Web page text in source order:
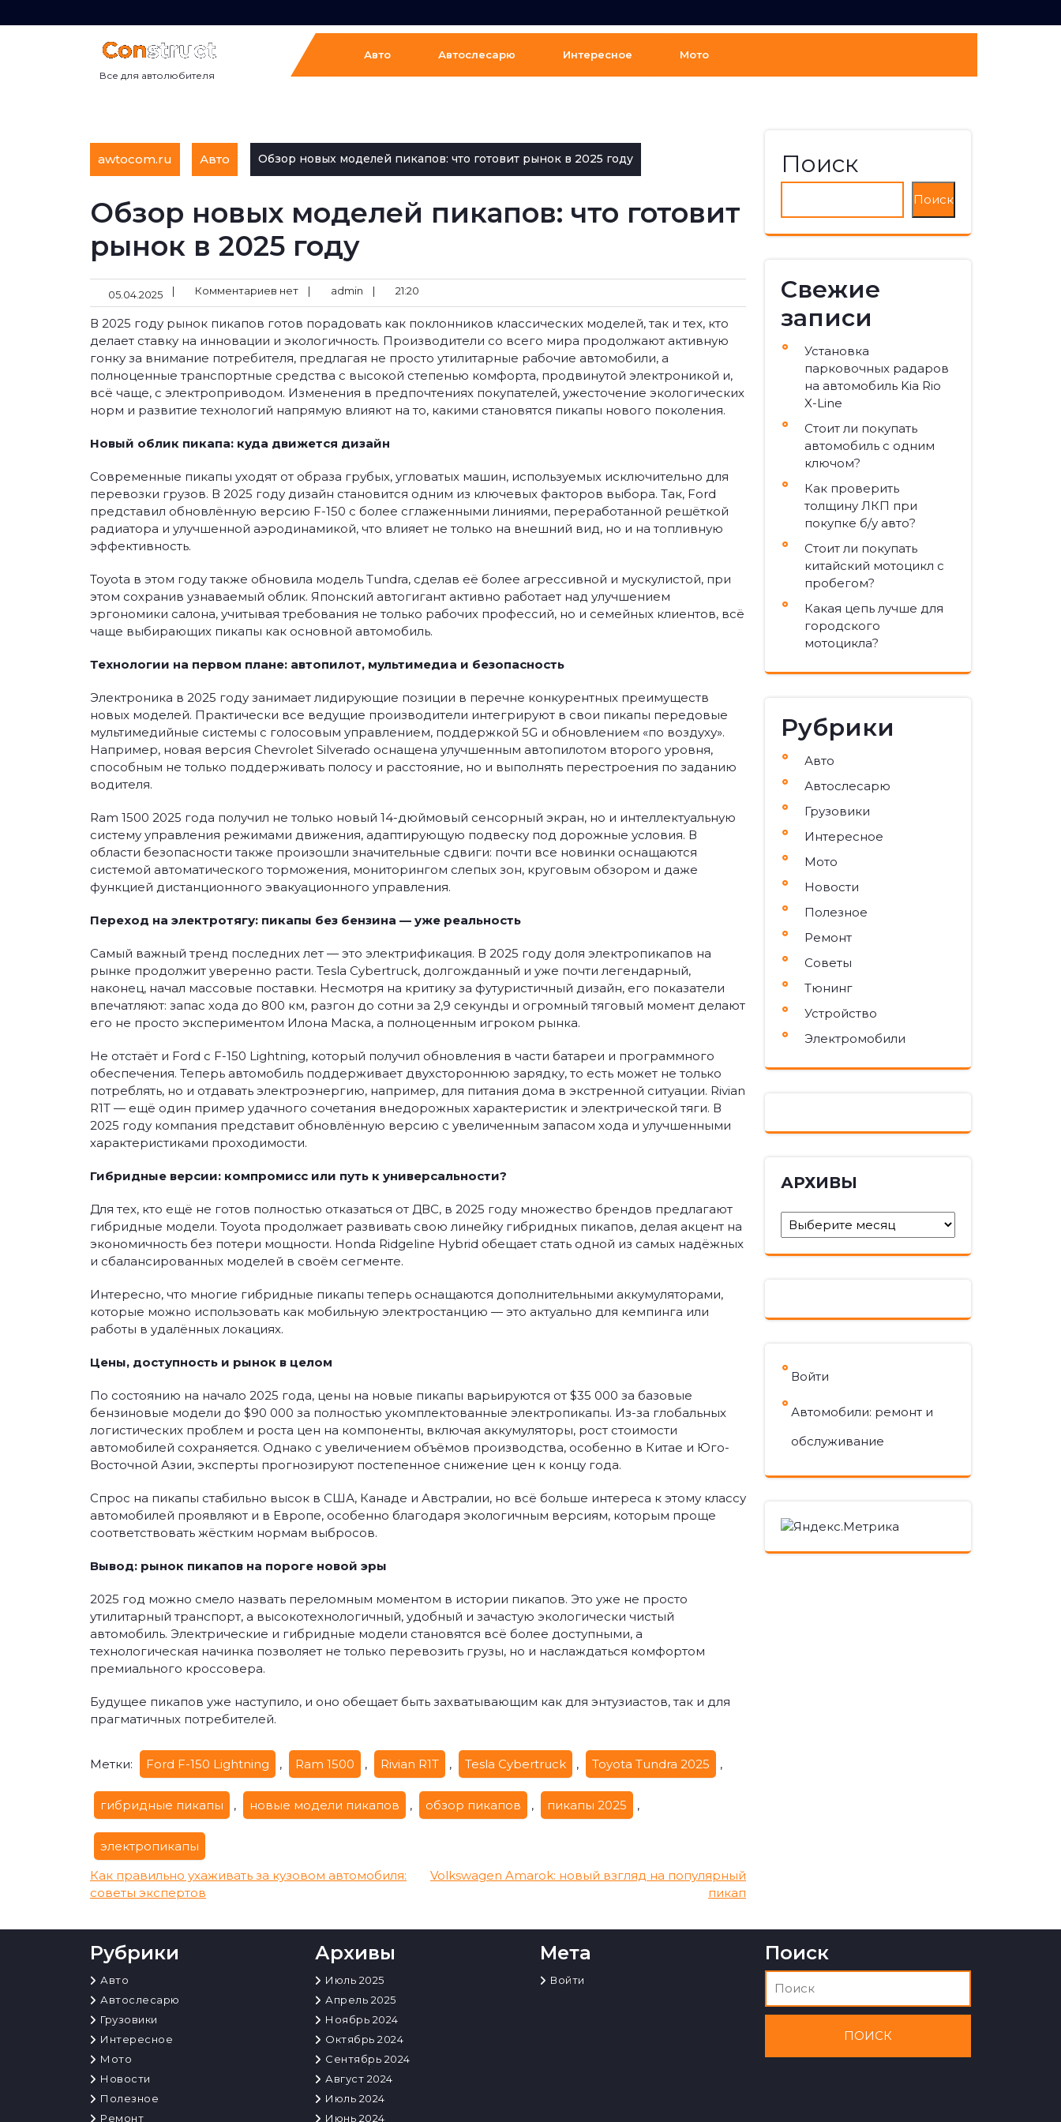
к
Все для автолюбителя
Авто Автослесарю Интересное Мото
awtocom.ru Авто Обзор новых моделей пикапов: что готовит рынок в 2025 году
Обзор новых моделей пикапов: что готовит
рынок в 2025 году
05.04.2025 | Комментариев нет | admin | 21:20
В 2025 году рынок пикапов готов порадовать как поклонников классических моделей, так и тех, кто
делает ставку на инновации и экологичность. Производители со всего мира продолжают активную
гонку за внимание потребителя, предлагая не просто утилитарные рабочие автомобили, а
полноценные транспортные средства с высокой степенью комфорта, продвинутой электроникой и,
всё чаще, с электроприводом. Изменения в предпочтениях покупателей, ужесточение экологических
норм и развитие технологий напрямую влияют на то, какими становятся пикапы нового поколения.
Новый облик пикапа: куда движется дизайн
Современные пикапы уходят от образа грубых, угловатых машин, используемых исключительно для
перевозки грузов. В 2025 году дизайн становится одним из ключевых факторов выбора. Так, Ford
представил обновлённую версию F-150 с более сглаженными линиями, переработанной решёткой
радиатора и улучшенной аэродинамикой, что влияет не только на внешний вид, но и на топливную
эффективность.
Toyota в этом году также обновила модель Tundra, сделав её более агрессивной и мускулистой, при
этом сохранив узнаваемый облик. Японский автогигант активно работает над улучшением
эргономики салона, учитывая требования не только рабочих профессий, но и семейных клиентов, всё
чаще выбирающих пикапы как основной автомобиль.
Технологии на первом плане: автопилот, мультимедиа и безопасность
Электроника в 2025 году занимает лидирующие позиции в перечне конкурентных преимуществ
новых моделей. Практически все ведущие производители интегрируют в свои пикапы передовые
мультимедийные системы с голосовым управлением, поддержкой 5G и обновлением «по воздуху».
Например, новая версия Chevrolet Silverado оснащена улучшенным автопилотом второго уровня,
способным не только поддерживать полосу и расстояние, но и выполнять перестроения по заданию
водителя.
Ram 1500 2025 года получил не только новый 14-дюймовый сенсорный экран, но и интеллектуальную
систему управления режимами движения, адаптирующую подвеску под дорожные условия. В
области безопасности также произошли значительные сдвиги: почти все новинки оснащаются
системой автоматического торможения, мониторингом слепых зон, круговым обзором и даже
функцией дистанционного эвакуационного управления.
Переход на электротягу: пикапы без бензина — уже реальность
Самый важный тренд последних лет — это электрификация. В 2025 году доля электропикапов на
рынке продолжит уверенно расти. Tesla Cybertruck, долгожданный и уже почти легендарный,
наконец, начал массовые поставки. Несмотря на критику за футуристичный дизайн, его показатели
впечатляют: запас хода до 800 км, разгон до сотни за 2,9 секунды и огромный тяговый момент делают
его не просто экспериментом Илона Маска, а полноценным игроком рынка.
Не отстаёт и Ford с F-150 Lightning, который получил обновления в части батареи и программного
обеспечения. Теперь автомобиль поддерживает двухстороннюю зарядку, то есть может не только
потреблять, но и отдавать электроэнергию, например, для питания дома в экстренной ситуации. Rivian
R1T — ещё один пример удачного сочетания внедорожных характеристик и электрической тяги. В
2025 году компания представит обновлённую версию с увеличенным запасом хода и улучшенными
характеристиками проходимости.
Гибридные версии: компромисс или путь к универсальности?
Для тех, кто ещё не готов полностью отказаться от ДВС, в 2025 году множество брендов предлагают
гибридные модели. Toyota продолжает развивать свою линейку гибридных пикапов, делая акцент на
экономичность без потери мощности. Honda Ridgeline Hybrid обещает стать одной из самых надёжных
и сбалансированных моделей в своём сегменте.
Интересно, что многие гибридные пикапы теперь оснащаются дополнительными аккумуляторами,
которые можно использовать как мобильную электростанцию — это актуально для кемпинга или
работы в удалённых локациях.
Цены, доступность и рынок в целом
По состоянию на начало 2025 года, цены на новые пикапы варьируются от $35 000 за базовые
бензиновые модели до $90 000 за полностью укомплектованные электропикапы. Из-за глобальных
логистических проблем и роста цен на компоненты, включая аккумуляторы, рост стоимости
автомобилей сохраняется. Однако с увеличением объёмов производства, особенно в Китае и Юго-
Восточной Азии, эксперты прогнозируют постепенное снижение цен к концу года.
Спрос на пикапы стабильно высок в США, Канаде и Австралии, но всё больше интереса к этому классу
автомобилей проявляют и в Европе, особенно благодаря экологичным версиям, которым проще
соответствовать жёстким нормам выбросов.
Вывод: рынок пикапов на пороге новой эры
2025 год можно смело назвать переломным моментом в истории пикапов. Это уже не просто
утилитарный транспорт, а высокотехнологичный, удобный и зачастую экологически чистый
автомобиль. Электрические и гибридные модели становятся всё более доступными, а
технологическая начинка позволяет не только перевозить грузы, но и наслаждаться комфортом
премиального кроссовера.
Будущее пикапов уже наступило, и оно обещает быть захватывающим как для энтузиастов, так и для
прагматичных потребителей.
Метки: Ford F-150 Lightning , Ram 1500 , Rivian R1T , Tesla Cybertruck , Toyota Tundra 2025 ,
гибридные пикапы , новые модели пикапов , обзор пикапов , пикапы 2025 ,
электропикапы
Навигация
по
записям
Как правильно ухаживать за кузовом автомобиля:
советы экспертов
Volkswagen Amarok: новый взгляд на популярный
пикап
Поиск
Поиск
Свежие
записи
Установка
парковочных радаров
на автомобиль Kia Rio
X-Line
Стоит ли покупать
автомобиль с одним
ключом?
Как проверить
толщину ЛКП при
покупке б/у авто?
Стоит ли покупать
китайский мотоцикл с
пробегом?
Какая цепь лучше для
городского
мотоцикла?
Рубрики
Авто
Автослесарю
Грузовики
Интересное
Мото
Новости
Полезное
Ремонт
Советы
Тюнинг
Устройство
Электромобили
АРХИВЫ
Архивы
Войти
Автомобили: ремонт и
обслуживание
Рубрики
Авто
Автослесарю
Грузовики
Интересное
Мото
Новости
Полезное
Ремонт
Архивы
Июль 2025
Апрель 2025
Ноябрь 2024
Октябрь 2024
Сентябрь 2024
Август 2024
Июль 2024
Июнь 2024
Мета
Войти
Поиск